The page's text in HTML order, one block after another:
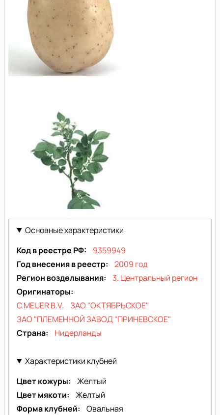
(Melody)
Основные характеристики
Код в реестре РФ
9359949
Год внесения в реестр
2009 год
Регион возделывания
3. Центральный регион
Оригинаторы
C.MEIJER B.V.
ЗАО "ОКТЯБРЬСКОЕ"
ЗАО "ПЛЕМЕННОЙ ЗАВОД "ПРИНЕВСКОЕ"
Страна
Нидерланды
Характеристики клубней
Цвет кожуры
Желтый
Цвет мякоти
Желтый
Форма клубней
Овальная